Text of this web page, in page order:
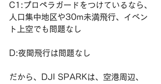
C1:プロペラガードをつけているなら、
人口集中地区や30m未満飛行、イベン
ト上空でも問題なし
D:夜間飛行は問題なし
だから、DJI SPARKは、空港周辺、